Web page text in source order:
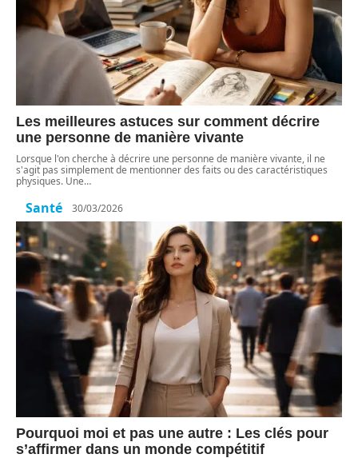
Les meilleures astuces sur comment décrire
une personne de manière vivante
Lorsque l'on cherche à décrire une personne de manière vivante, il ne
s'agit pas simplement de mentionner des faits ou des caractéristiques
physiques. Une…
Santé 30/03/2026
Pourquoi moi et pas une autre : Les clés pour
s’affirmer dans un monde compétitif